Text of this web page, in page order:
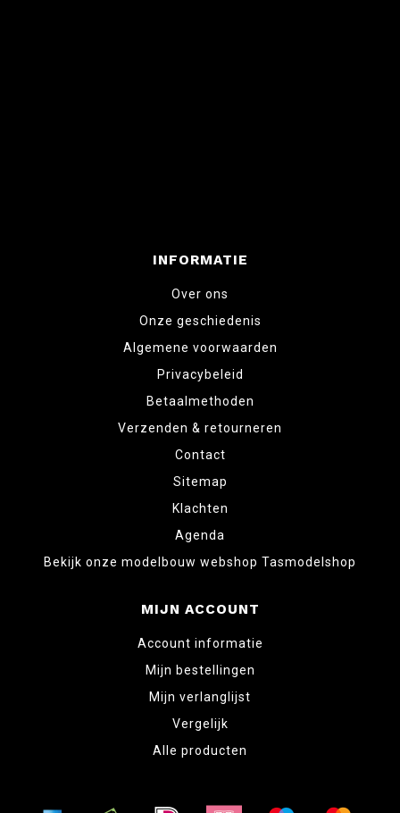
INFORMATIE
Over ons
Onze geschiedenis
Algemene voorwaarden
Privacybeleid
Betaalmethoden
Verzenden & retourneren
Contact
Sitemap
Klachten
Agenda
Bekijk onze modelbouw webshop Tasmodelshop
MIJN ACCOUNT
Account informatie
Mijn bestellingen
Mijn verlanglijst
Vergelijk
Alle producten